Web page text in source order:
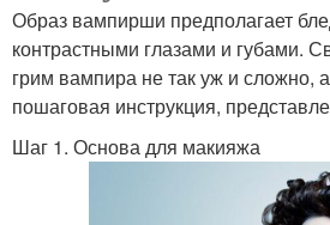
Образ вампирши предполагает
контрастными глазами и губами.
грим вампира не так уж и сложно,
пошаговая инструкция,
Шаг 1. Основа для макияжа